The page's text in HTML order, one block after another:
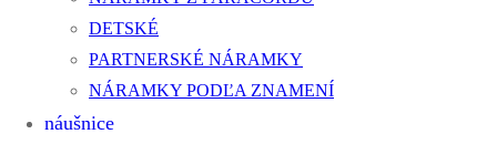
DETSKÉ
PARTNERSKÉ NÁRAMKY
NÁRAMKY PODĽA ZNAMENÍ
náušnice